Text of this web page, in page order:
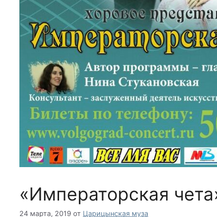
«Императорская
24 марта, 2019 от Царицынская муза